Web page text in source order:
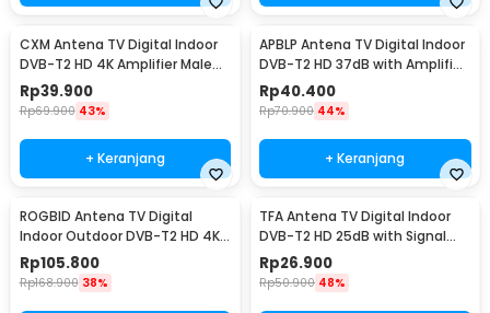
CXM Antena TV Digital Indoor
DVB-T2 HD 4K Amplifier Male
Plug 25dB - C120
Rp39.900
Rp69.900 43%
+ Keranjang
APBLP Antena TV Digital Indoor
DVB-T2 HD 37dB with Amplifier
- AP-36
Rp40.400
Rp70.900 44%
+ Keranjang
ROGBID Antena TV Digital
Indoor Outdoor DVB-T2 HD 4K
36dB Amplifier - RG80
Rp105.800
Rp168.900 38%
TFA Antena TV Digital Indoor
DVB-T2 HD 25dB with Signal
Booster - T109
Rp26.900
Rp50.900 48%